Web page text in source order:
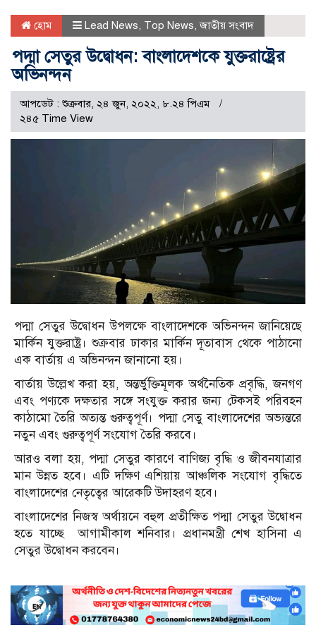
হোম Lead News Top News ,জাতীয় সংবাদ
পদ্মা সেতুর উদ্বোধন: বাংলাদেশকে যুক্তরাষ্ট্রের
অভিনন্দন
আপডেট : শুক্রবার, ২৪ জুন, ২০২২, ৮.২৪ পিএম
২৪৫ Time View
পদ্মা সেতুর উদ্বোধন উপলক্ষে বাংলাদেশকে অভিনন্দন জানিয়েছে
মার্কিন যুক্তরাষ্ট্র। শুক্রবার ঢাকার মা‌র্কিন দূতাবাস থে‌কে পাঠা‌নো
এক বার্তায় এ অভিনন্দন জানা‌নো হয়।
বার্তায় উল্লেখ করা হয়, অন্তর্ভুক্তিমূলক অর্থনৈতিক প্রবৃদ্ধি, জনগণ
এবং পণ্যকে দক্ষতার সঙ্গে সংযুক্ত করার জন্য টেকসই পরিবহন
কাঠামো তৈরি অত্যন্ত গুরুত্বপূর্ণ। পদ্মা সেতু বাংলাদেশের অভ্যন্তরে
নতুন এবং গুরুত্বপূর্ণ সংযোগ তৈরি করবে।
আরও বলা হয়, পদ্মা সেতুর কার‌ণে বাণিজ্য বৃদ্ধি ও জীবনযাত্রার
মান উন্নত হ‌বে। এটি দক্ষিণ এশিয়ায় আঞ্চলিক সংযোগ বৃদ্ধিতে
বাংলাদেশের নেতৃত্বের আরেকটি উদাহরণ হ‌বে।
বাংলা‌দে‌শের নিজস্ব অর্থায়‌নে বহুল প্রতী‌ক্ষিত পদ্মা সেতুর উদ্বোধন
হ‌তে যা‌চ্ছে আগামীকাল শ‌নিবার। প্রধানমন্ত্রী শেখ হা‌সিনা এ
সেতুর উদ্বোধন কর‌বেন।